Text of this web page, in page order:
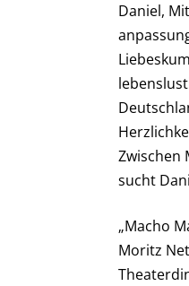
Daniel,
Zwischen
sucht
„Macho
Moritz